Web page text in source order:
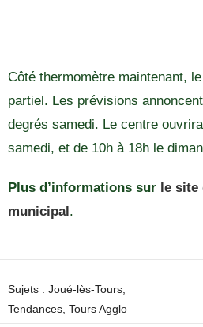
Côté thermomètre maintenant,
partiel. Les prévisions
degrés samedi. Le centre
samedi, et de 10h à 18h le
Plus d’informations sur le site
municipal.
Sujets : Joué-lès-Tours
Tendances Tours Agglo